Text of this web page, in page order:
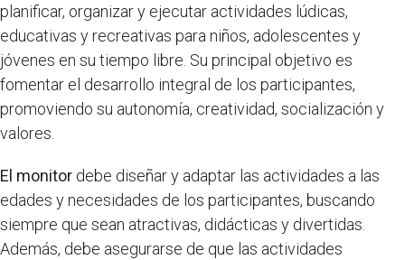
planificar, organizar y ejecutar actividades lúdicas,
educativas y recreativas para niños, adolescentes y
jóvenes en su tiempo libre. Su principal objetivo es
fomentar el desarrollo integral de los participantes,
promoviendo su autonomía, creatividad, socialización y
valores.
El monitor debe diseñar y adaptar las actividades a las
edades y necesidades de los participantes, buscando
siempre que sean atractivas, didácticas y divertidas.
Además, debe asegurarse de que las actividades